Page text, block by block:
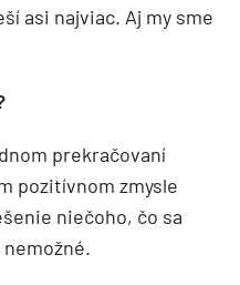
asi najviac. Aj my sme
prekračovaní
pozitívnom zmysle
niečoho, čo sa